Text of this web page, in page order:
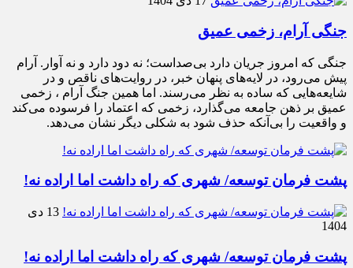
جنگی آرام، زخمی عمیق
جنگی که امروز جریان دارد بی‌صداست؛ نه دود دارد و نه آوار. آرام
پیش می‌رود، در لایه‌های پنهان خبر، در روایت‌های ناقص و در
شایعه‌هایی که ساده به نظر می‌رسند. اما همین جنگ آرام ، زخمی
عمیق بر ذهن جامعه می‌گذارد، زخمی که اعتماد را فرسوده می‌کند
و واقعیت را بی‌آنکه حذف شود به شکلی دیگر نشان می‌دهد.
پشت فرمان توسعه/ شهری که راه داشت اما اراده نه!
13 دی
1404
پشت فرمان توسعه/ شهری که راه داشت اما اراده نه!